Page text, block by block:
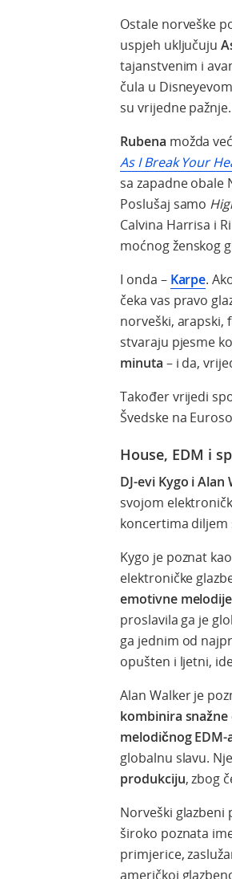
Ostale norveške
uspjeh uključuju
tajanstvenim i
čula u Disneyevom
su vrijedne pažnje.
Rubena možda
As I Break Your
sa zapadne
Poslušaj samo
Calvina Harrisa i
moćnog ženskog
I onda – Karpe.
čeka vas pravo
norveški, arapski,
stvaraju pjesme
minuta – i da,
Također vrijedi
Švedske na
House, EDM i
DJ-evi Kygo i
svojom
koncertima diljem
Kygo je poznat kao
elektroničke
emotivne melodije
proslavila ga je
ga jednim od
opušten i ljetni,
Alan Walker je
kombinira
melodičnog
globalnu slavu.
produkciju, zbog
Norveški
široko poznata
primjerice,
američkoj